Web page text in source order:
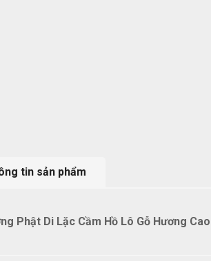
tin sản phẩm
Phật Di Lặc Cầm Hồ Lô Gỗ Hương